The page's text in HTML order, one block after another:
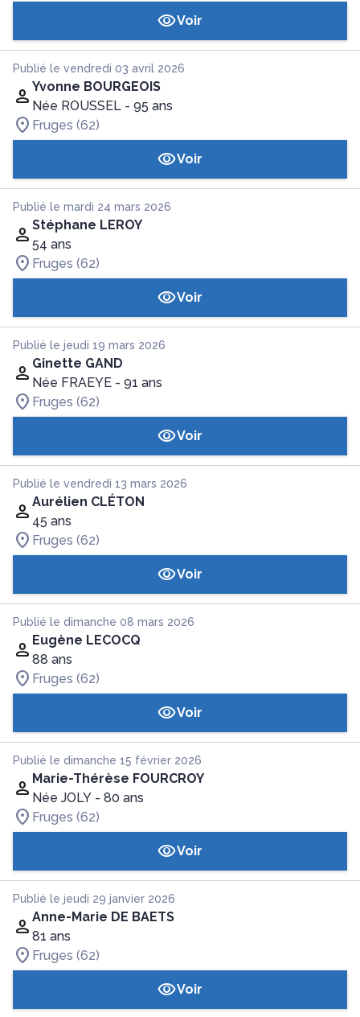
Voir
Publié le vendredi 03 avril 2026
Yvonne BOURGEOIS
Née ROUSSEL - 95 ans
Fruges (62)
Voir
Publié le mardi 24 mars 2026
Stéphane LEROY
54 ans
Fruges (62)
Voir
Publié le jeudi 19 mars 2026
Ginette GAND
Née FRAEYE - 91 ans
Fruges (62)
Voir
Publié le vendredi 13 mars 2026
Aurélien CLÉTON
45 ans
Fruges (62)
Voir
Publié le dimanche 08 mars 2026
Eugène LECOCQ
88 ans
Fruges (62)
Voir
Publié le dimanche 15 février 2026
Marie-Thérèse FOURCROY
Née JOLY - 80 ans
Fruges (62)
Voir
Publié le jeudi 29 janvier 2026
Anne-Marie DE BAETS
81 ans
Fruges (62)
Voir